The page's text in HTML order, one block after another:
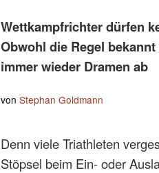
Wettkampfrichter dürfen
Obwohl die Regel
immer wieder Dramen ab
von Stephan Goldmann
Denn viele Triathleten
Stöpsel beim Ein- oder